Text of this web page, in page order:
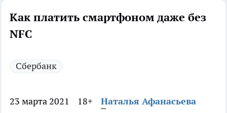
Как платить смартфоном даже без
NFC
Сбербанк
23 марта 2021 18+ Наталья Афанасьева